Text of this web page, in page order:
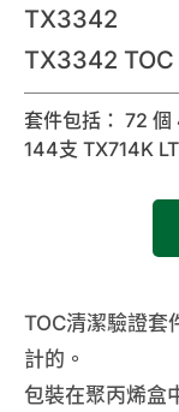
TX3342
TX3342 TOC
套件包括： 72
144支 TX714K
TOC清潔驗證套
計的。
包裝在聚丙烯盒